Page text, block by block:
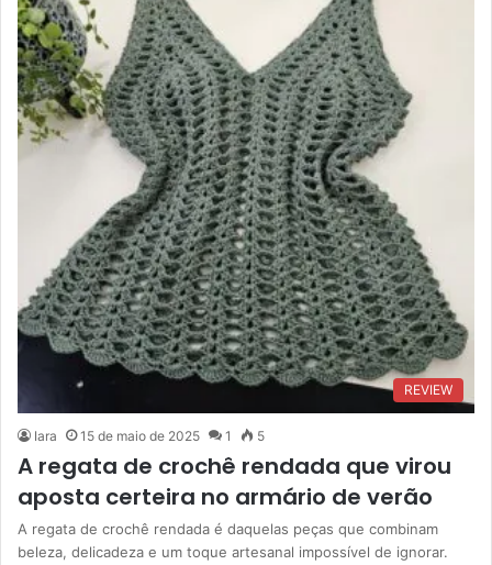
REVIEW
Iara 15 de maio de 2025 1 5
A regata de crochê rendada que virou
aposta certeira no armário de verão
A regata de crochê rendada é daquelas peças que combinam
beleza, delicadeza e um toque artesanal impossível de ignorar.